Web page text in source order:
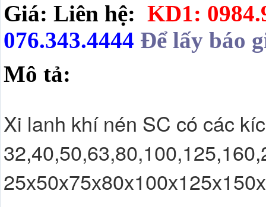
Giá: Liên hệ: KD1:
076.343.4444 Để lấy báo
Mô tả:
Xi lanh khí nén SC có các